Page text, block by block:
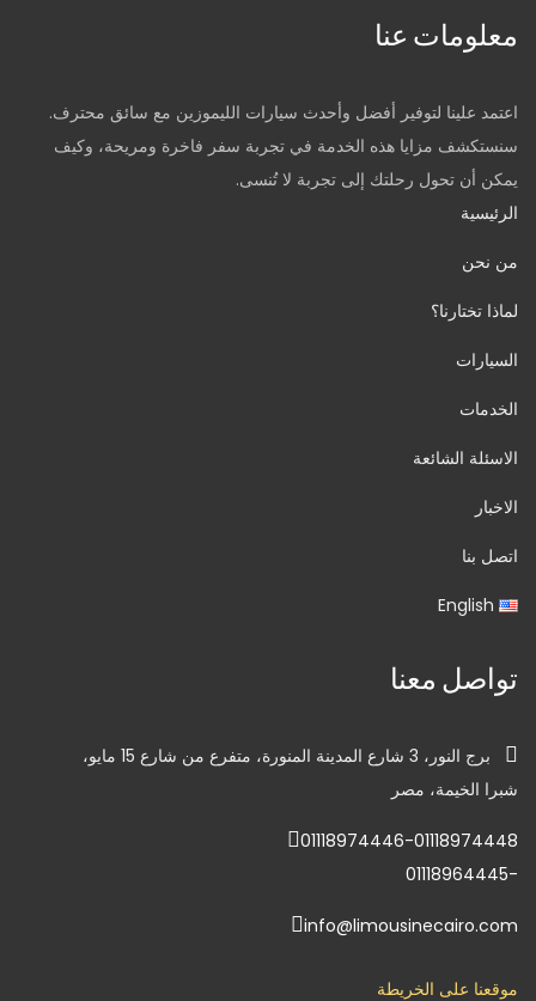
معلومات عنا
اعتمد علينا لتوفير أفضل وأحدث سيارات الليموزين مع سائق محترف.
سنستكشف مزايا هذه الخدمة في تجربة سفر فاخرة ومريحة، وكيف
يمكن أن تحول رحلتك إلى تجربة لا تُنسى.
الرئيسية
من نحن
لماذا تختارنا؟
السيارات
الخدمات
الاسئلة الشائعة
الاخبار
اتصل بنا
English
تواصل معنا
برج النور، 3 شارع المدينة المنورة، متفرع من شارع 15 مايو،
شبرا الخيمة، مصر
01118974446-01118974448
-01118964445
info@limousinecairo.com
موقعنا على الخريطة